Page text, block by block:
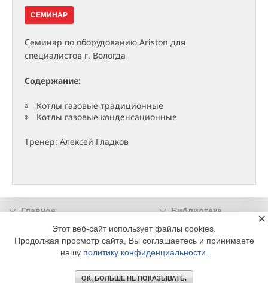
СЕМИНАР
Cеминар по оборудованию Ariston для
специалистов г. Вологда
Содержание:
Котлы газовые традиционные
Котлы газовые конденсационные
Тренер: Алексей Гладков
Главное
Библиотека
Подписка
Реклама
Информация
© 2002 - 2026 OOO Издательский дом «МЕДИА ТЕХНОЛОДЖИ» +7 (495) 665-00-
Этот веб-сайт использует файлы cookies.
Продолжая просмотр сайта, Вы соглашаетесь и принимаете
нашу политику конфиденциальности
ОК. БОЛЬШЕ НЕ ПОКАЗЫВАТЬ.
×